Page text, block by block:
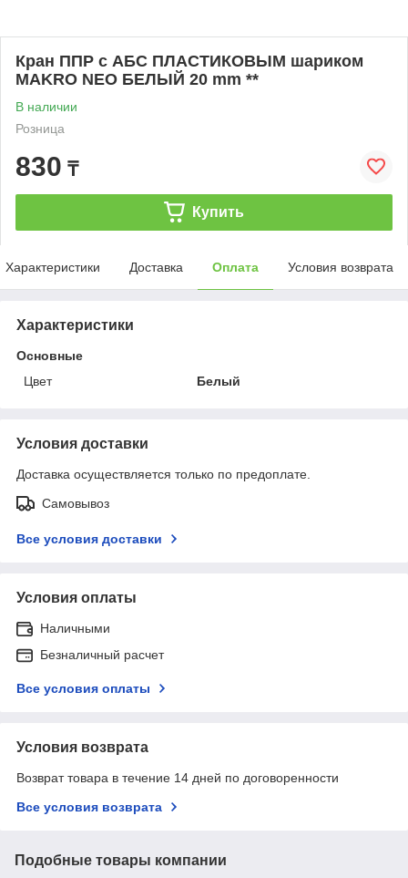
Кран ППР с АБС ПЛАСТИКОВЫМ шариком
MAKRO NEO БЕЛЫЙ 20 mm **
В наличии
Розница
830 ₸
Купить
Характеристики Доставка Оплата Условия возврата
Характеристики
Основные
Цвет
Белый
Условия доставки
Доставка осуществляется только по предоплате.
Самовывоз
Все условия доставки
Условия оплаты
Наличными
Безналичный расчет
Все условия оплаты
Условия возврата
Возврат товара в течение 14 дней по договоренности
Все условия возврата
Подобные товары компании